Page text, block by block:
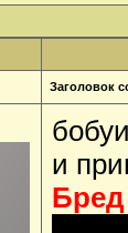
Заголовок
и